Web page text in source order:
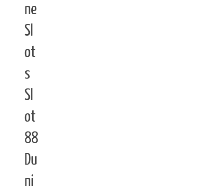
ne
Sl
ot
s
Sl
ot
88
Du
ni